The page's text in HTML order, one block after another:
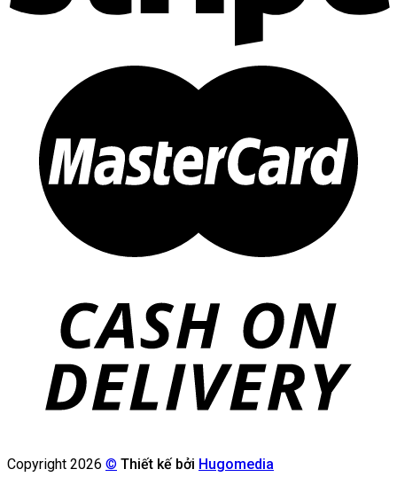
Copyright 2026 © Thiết kế bởi Hugomedia